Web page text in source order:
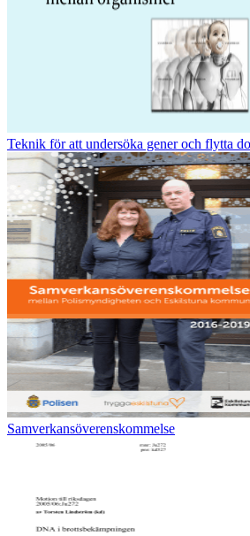
Teknik för att undersöka gener och flytta
Samverkansöverenskommelse